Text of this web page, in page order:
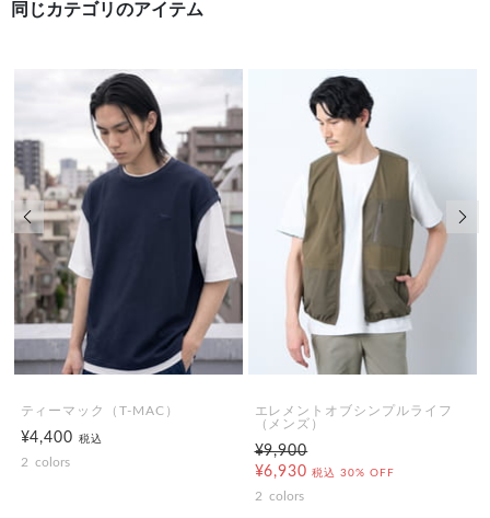
同じカテゴリのアイテム
ティーマック（T-MAC）
¥4,400税込
2 colors
エレメントオブシンプルライフ
（メンズ）
¥9,900
¥6,930 税込 30% OFF
2 colors
前の画像